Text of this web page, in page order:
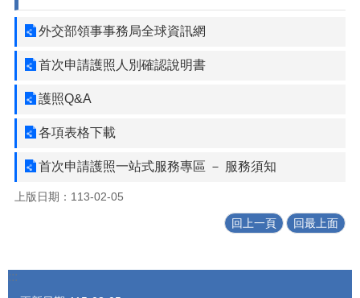
外交部領事事務局全球資訊網
首次申請護照人別確認說明書
護照Q&A
各項表格下載
首次申請護照一站式服務專區 － 服務須知
上版日期：113-02-05
回上一頁 回最上面
:::